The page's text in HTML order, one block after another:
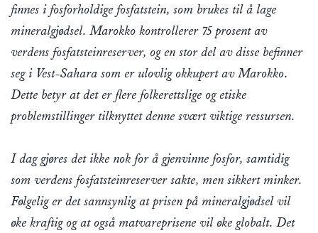
finnes i fosforholdige fosfatstein, som brukes til å lage
mineralgjødsel. Marokko kontrollerer 75 prosent av
verdens fosfatsteinreserver, og en stor del av disse befinner
seg i Vest-Sahara som er ulovlig okkupert av Marokko.
Dette betyr at det er flere folkerettslige og etiske
problemstillinger tilknyttet denne svært viktige ressursen.
I dag gjøres det ikke nok for å gjenvinne fosfor, samtidig
som verdens fosfatsteinreserver sakte, men sikkert minker.
Følgelig er det sannsynlig at prisen på mineralgjødsel vil
øke kraftig og at også matvareprisene vil øke globalt. Det